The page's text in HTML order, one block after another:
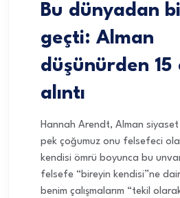
Bu dünyadan
geçti: Alman
düşünürden 15
alıntı
Hannah Arendt, Alman siyaset
pek çoğumuz onu felsefeci
kendisi ömrü boyunca bu
felsefe “bireyin kendisi”ne
benim çalışmalarım “tekil